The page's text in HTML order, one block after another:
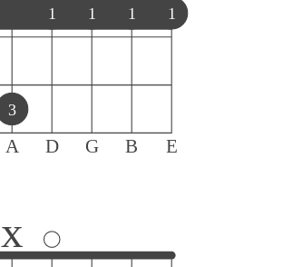
A D G B E
1 1 1 1
3
x